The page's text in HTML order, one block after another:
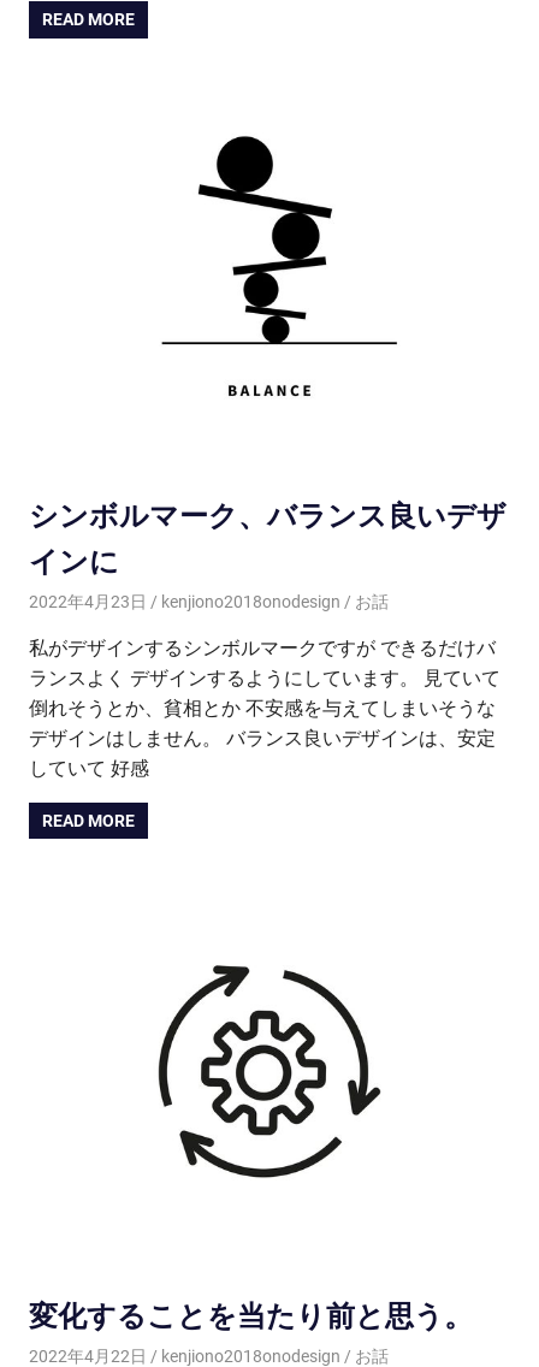
READ MORE
シンボルマーク、バランス良いデザ
インに
2022年4月23日 kenjiono2018onodesign お話
私がデザインするシンボルマークですが できるだけバ
ランスよく デザインするようにしています。 見ていて
倒れそうとか、貧相とか 不安感を与えてしまいそうな
デザインはしません。 バランス良いデザインは、安定
していて 好感
READ MORE
変化することを当たり前と思う。
2022年4月22日 kenjiono2018onodesign お話